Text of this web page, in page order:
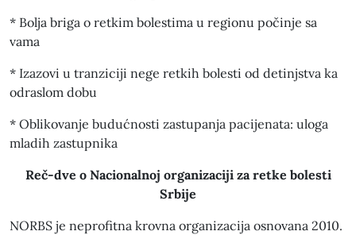
* Bolja briga o retkim bolestima u regionu počinje sa
vama
* Izazovi u tranziciji nege retkih bolesti od detinjstva ka
odraslom dobu
* Oblikovanje budućnosti zastupanja pacijenata: uloga
mladih zastupnika
Reč-dve o Nacionalnoj organizaciji za retke bolesti
Srbije
NORBS je neprofitna krovna organizacija osnovana 2010.